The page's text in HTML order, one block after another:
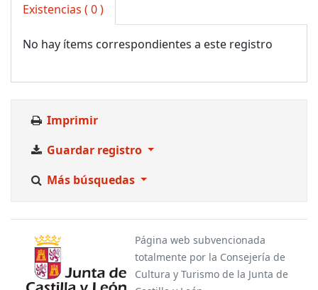
Existencias ( 0 )
No hay ítems correspondientes a este registro
Imprimir
Guardar registro
Más búsquedas
Página web subvencionada
totalmente por la Consejería de
Cultura y Turismo de la Junta de